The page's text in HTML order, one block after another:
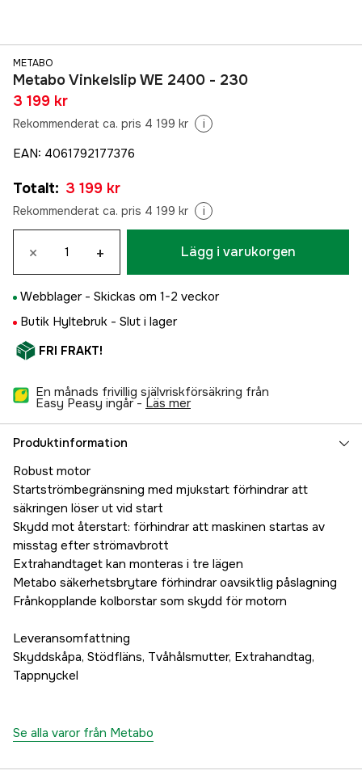
METABO
Metabo Vinkelslip WE 2400 - 230
3 199 kr
Rekommenderat ca. pris 4 199 kr i
EAN: 4061792177376
Totalt: 3 199 kr
Rekommenderat ca. pris 4 199 kr i
× + Lägg i varukorgen
Webblager - Skickas om 1-2 veckor
Butik Hyltebruk - Slut i lager
FRI FRAKT!
En månads frivillig självriskförsäkring från
Easy Peasy ingår - läs mer
Produktinformation
Robust motor
Startströmbegränsning med mjukstart förhindrar att
säkringen löser ut vid start
Skydd mot återstart: förhindrar att maskinen startas av
misstag efter strömavbrott
Extrahandtaget kan monteras i tre lägen
Metabo säkerhetsbrytare förhindrar oavsiktlig påslagning
Frånkopplande kolborstar som skydd för motorn
Leveransomfattning
Skyddskåpa, Stödfläns, Tvåhålsmutter, Extrahandtag,
Tappnyckel
Se alla varor från Metabo